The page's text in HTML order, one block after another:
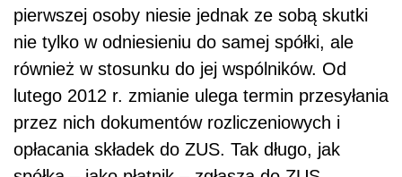
pierwszej osoby niesie jednak ze sobą skutki
nie tylko w odniesieniu do samej spółki, ale
również w stosunku do jej wspólników. Od
lutego 2012 r. zmianie ulega termin przesyłania
przez nich dokumentów rozliczeniowych i
opłacania składek do ZUS. Tak długo, jak